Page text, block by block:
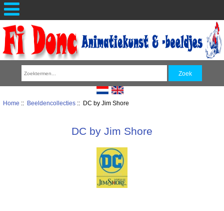
Home :: Beeldencollecties:: DC by Jim Shore
DC by Jim Shore